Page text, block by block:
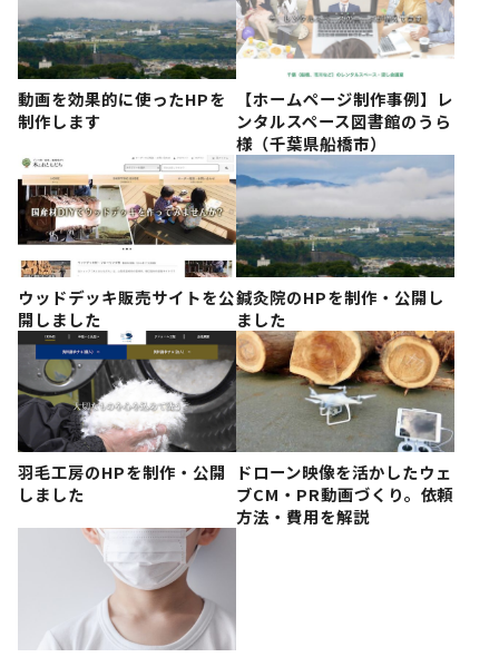
動画を効果的に使ったHPを
制作します
【ホームページ制作事例】レ
ンタルスペース図書館のうら
様（千葉県船橋市）
ウッドデッキ販売サイトを公
開しました
鍼灸院のHPを制作・公開し
ました
羽毛工房のHPを制作・公開
しました
ドローン映像を活かしたウェ
ブCM・PR動画づくり。依頼
方法・費用を解説